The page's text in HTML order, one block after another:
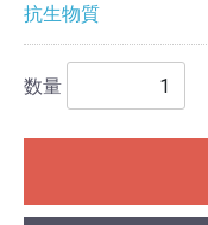
抗生物質
数量